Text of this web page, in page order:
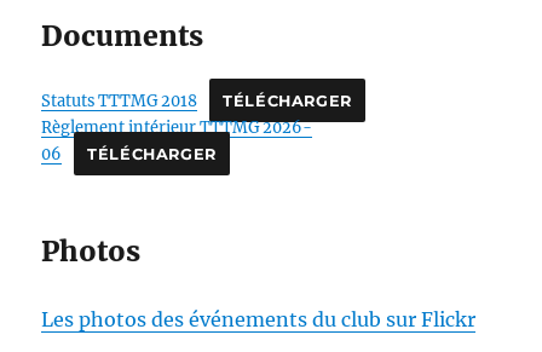
Documents
Statuts TTTMG 2018 TÉLÉCHARGER
Règlement intérieur TTTMG 2026-
06
TÉLÉCHARGER
Photos
Les photos des événements du club sur Flickr